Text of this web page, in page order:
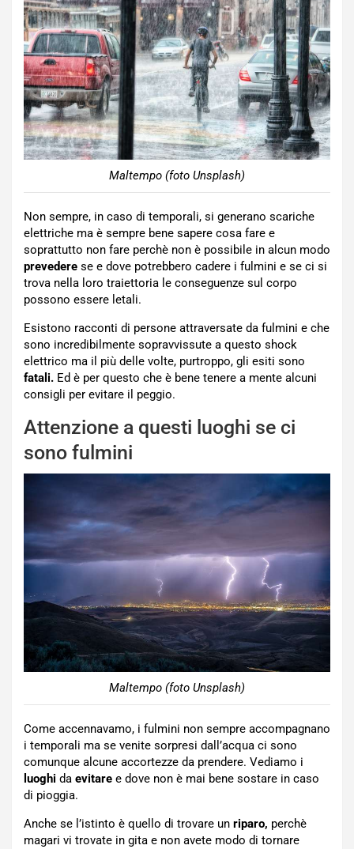
Maltempo (foto Unsplash)
Non sempre, in caso di temporali, si generano scariche
elettriche ma è sempre bene sapere cosa fare e
soprattutto non fare perchè non è possibile in alcun modo
prevedere se e dove potrebbero cadere i fulmini e se ci si
trova nella loro traiettoria le conseguenze sul corpo
possono essere letali.
Esistono racconti di persone attraversate da fulmini e che
sono incredibilmente sopravvissute a questo shock
elettrico ma il più delle volte, purtroppo, gli esiti sono
fatali. Ed è per questo che è bene tenere a mente alcuni
consigli per evitare il peggio.
Attenzione a questi luoghi se ci
sono fulmini
Maltempo (foto Unsplash)
Come accennavamo, i fulmini non sempre accompagnano
i temporali ma se venite sorpresi dall’acqua ci sono
comunque alcune accortezze da prendere. Vediamo i
luoghi da evitare e dove non è mai bene sostare in caso
di pioggia.
Anche se l’istinto è quello di trovare un riparo, perchè
magari vi trovate in gita e non avete modo di tornare